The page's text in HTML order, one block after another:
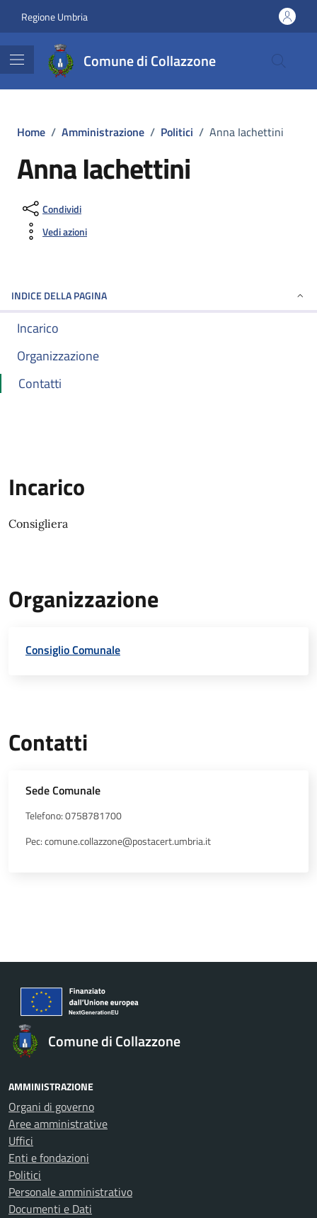
Regione Umbria
Comune di Collazzone
Home / Amministrazione / Politici / Anna Iachettini
Anna Iachettini
Condividi
Vedi azioni
INDICE DELLA PAGINA
Incarico
Organizzazione
Contatti
Incarico
Consigliera
Organizzazione
Consiglio Comunale
Contatti
Sede Comunale
Telefono: 0758781700
Pec: comune.collazzone@postacert.umbria.it
Comune di Collazzone
AMMINISTRAZIONE
Organi di governo
Aree amministrative
Uffici
Enti e fondazioni
Politici
Personale amministrativo
Documenti e Dati